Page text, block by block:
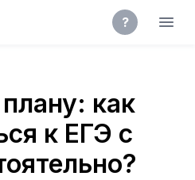
?
как
к ЕГЭ с